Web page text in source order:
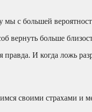
с большей
вернуть больше
правда. И когда ложь
своими страхами и